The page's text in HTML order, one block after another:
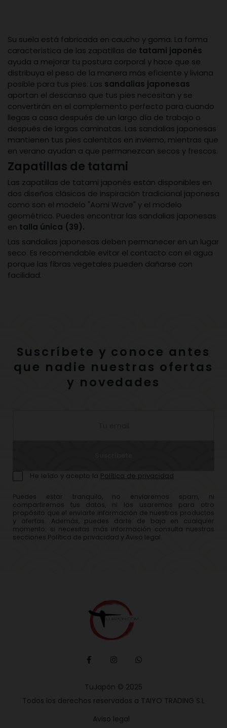
Su suela está fabricada en caucho y goma. La forma
característica de las zapatillas de tatami japonés
ayuda a mejorar tu postura corporal y hace que se
distribuya el peso de la manera más eficiente y liviana
posible para tus pies. Las sandalias japonesas
aportan el descanso que tus pies necesitan y se
convertirán en el complemento perfecto para cuando
llegas a casa después de un largo día de trabajo o
después de largas caminatas. Las sandalias japonesas
mantienen tus pies calentitos en invierno, mientras que
en verano ayudan a que permanezcan secos y frescos.
Zapatillas de tatami
Las zapatillas de tatami japonés están disponibles en
dos diseños clásicos de inspiración tradicional japonesa
como son el modelo "Aomi Wave" y el modelo
geométrico. Puedes encontrar las sandalias japonesas
en talla única (39).
Las sandalias japonesas deben permanecer en un lugar
seco. Es recomendable evitar el contacto con el agua
porque las fibras vegetales pueden dañarse con
facilidad.
Suscríbete y conoce antes
que nadie nuestras ofertas
y novedades
Puedes estar tranquilo, no enviaremos spam, ni
compartiremos tus datos, ni los usaremos para otro
propósito que el enviarte información de nuestros productos
y ofertas. Además, puedes darte de baja en cualquier
momento: si necesitas más información consulta nuestras
secciones Política de privacidad y Aviso legal.
He leído y acepto la Política de privacidad
TuJapón © 2025
Todos los derechos reservados a TAIYO TRADING S.L
Aviso legal